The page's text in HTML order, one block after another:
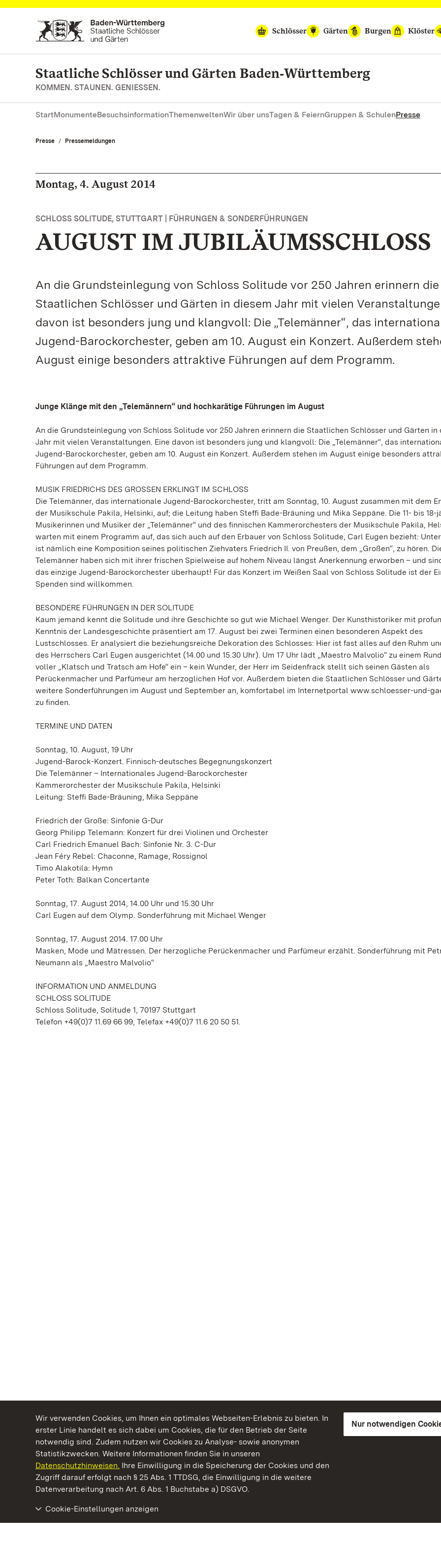
Wir verwenden Cookies, um Ihnen ein optimales Webseiten-Erlebnis zu bieten. In
erster Linie handelt es sich dabei um Cookies, die für den Betrieb der Seite
notwendig sind. Zudem nutzen wir Cookies zu Analyse- sowie anonymen
Statistikzwecken. Weitere Informationen finden Sie in unseren
Datenschutzhinweisen. Ihre Einwilligung in die Speicherung der Cookies und den
Zugriff darauf erfolgt nach § 25 Abs. 1 TTDSG, die Einwilligung in die weitere
Datenverarbeitung nach Art. 6 Abs. 1 Buchstabe a) DSGVO.
Nur notwendigen
Cookie-Einstellungen anzeigen
Zum Hauptinhalt springen
Schlösser
Gärten Burgen Klöster
Staatliche Schlösser und Gärten Baden‑Württemberg
KOMMEN. STAUNEN. GENIESSEN.
StartMonumenteBesuchsinformationThemenweltenWir über unsTagen & FeiernGruppen & SchulenPresse
Presse Pressemeldungen
Montag, 4. August 2014
SCHLOSS SOLITUDE, STUTTGART | FÜHRUNGEN & SONDERFÜHRUNGEN
AUGUST IM JUBILÄUMSSCHLOSS
An die Grundsteinlegung von Schloss Solitude vor 250 Jahren erinnern die
Staatlichen Schlösser und Gärten in diesem Jahr mit vielen
davon ist besonders jung und klangvoll: Die „Telemänner“, das
Jugend-Barockorchester, geben am 10. August ein Konzert. Außerdem
August einige besonders attraktive Führungen auf dem Programm.
Junge Klänge mit den „Telemännern“ und hochkarätige Führungen im August
An die Grundsteinlegung von Schloss Solitude vor 250 Jahren erinnern die Staatlichen Schlösser und Gärten in
Jahr mit vielen Veranstaltungen. Eine davon ist besonders jung und klangvoll: Die „Telemänner“, das
Jugend-Barockorchester, geben am 10. August ein Konzert. Außerdem stehen im August einige besonders
Führungen auf dem Programm.
MUSIK FRIEDRICHS DES GROSSEN ERKLINGT IM SCHLOSS
Die Telemänner, das internationale Jugend-Barockorchester, tritt am Sonntag, 10. August zusammen mit dem
der Musikschule Pakila, Helsinki, auf; die Leitung haben Steffi Bade-Bräuning und Mika Seppäne. Die 11- bis 18-
Musikerinnen und Musiker der „Telemänner“ und des finnischen Kammerorchesters der Musikschule Pakila,
warten mit einem Programm auf, das sich auch auf den Erbauer von Schloss Solitude, Carl Eugen bezieht:
ist nämlich eine Komposition seines politischen Ziehvaters Friedrich II. von Preußen, dem „Großen“, zu hören.
Telemänner haben sich mit ihrer frischen Spielweise auf hohem Niveau längst Anerkennung erworben – und
das einzige Jugend-Barockorchester überhaupt! Für das Konzert im Weißen Saal von Schloss Solitude ist der
Spenden sind willkommen.
BESONDERE FÜHRUNGEN IN DER SOLITUDE
Kaum jemand kennt die Solitude und ihre Geschichte so gut wie Michael Wenger. Der Kunsthistoriker mit
Kenntnis der Landesgeschichte präsentiert am 17. August bei zwei Terminen einen besonderen Aspekt des
Lustschlosses. Er analysiert die beziehungsreiche Dekoration des Schlosses: Hier ist fast alles auf den Ruhm
des Herrschers Carl Eugen ausgerichtet (14.00 und 15.30 Uhr). Um 17 Uhr lädt „Maestro Malvolio“ zu einem
voller „Klatsch und Tratsch am Hofe“ ein – kein Wunder, der Herr im Seidenfrack stellt sich seinen Gästen als
Perückenmacher und Parfümeur am herzoglichen Hof vor. Außerdem bieten die Staatlichen Schlösser und
weitere Sonderführungen im August und September an, komfortabel im Internetportal www.schloesser-und-
zu finden.
TERMINE UND DATEN
Sonntag, 10. August, 19 Uhr
Jugend-Barock-Konzert. Finnisch-deutsches Begegnungskonzert
Die Telemänner – Internationales Jugend-Barockorchester
Kammerorchester der Musikschule Pakila, Helsinki
Leitung: Steffi Bade-Bräuning, Mika Seppäne
Friedrich der Große: Sinfonie G-Dur
Georg Philipp Telemann: Konzert für drei Violinen und Orchester
Carl Friedrich Emanuel Bach: Sinfonie Nr. 3. C-Dur
Jean Féry Rebel: Chaconne, Ramage, Rossignol
Timo Alakotila: Hymn
Peter Toth: Balkan Concertante
Sonntag, 17. August 2014, 14.00 Uhr und 15.30 Uhr
Carl Eugen auf dem Olymp. Sonderführung mit Michael Wenger
Sonntag, 17. August 2014. 17.00 Uhr
Masken, Mode und Mätressen. Der herzogliche Perückenmacher und Parfümeur erzählt. Sonderführung mit
Neumann als „Maestro Malvolio“
INFORMATION UND ANMELDUNG
SCHLOSS SOLITUDE
Schloss Solitude, Solitude 1, 70197 Stuttgart
Telefon +49(0)7 11.69 66 99, Telefax +49(0)7 11.6 20 50 51.
Kommen. Staunen. Genießen.